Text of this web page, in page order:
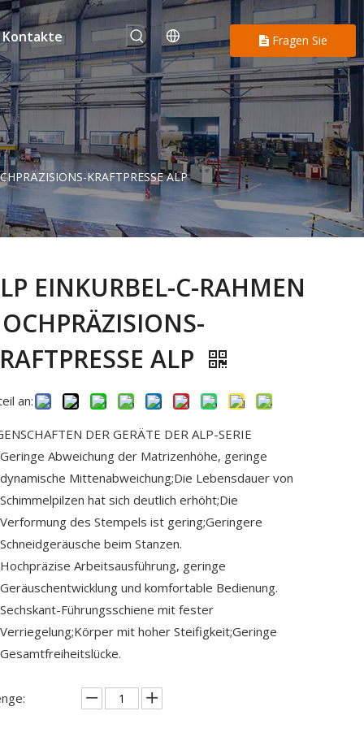
Kontakte Fragen Sie
uns
KRAFTPRESSE ALP
EINKURBEL-C-RAHMEN
ALP
an:
DER GERÄTE DER ALP-SERIE
Geringe Abweichung der Matrizenhöhe, geringe
dynamische Mittenabweichung;Die Lebensdauer von
Schimmelpilzen hat sich deutlich erhöht;Die
Verformung des Stempels ist gering;Geringere
Schneidgeräusche beim Stanzen.
Hochpräzise Arbeitsausführung, geringe
Geräuschentwicklung und komfortable Bedienung.
Sechskant-Führungsschiene mit fester
Verriegelung;Körper mit hoher Steifigkeit;Geringe
Gesamtfreiheitslücke.